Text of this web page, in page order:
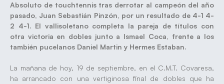
Absoluto de touchtennis tras derrotar al campeón del año
pasado, Juan Sebastián Pinzón, por un resultado de 4-1 4-
2 4-1. El vallisoletano completa la pareja de títulos con
otra victoria en dobles junto a Ismael Coca, frente a los
también pucelanos Daniel Martin y Hermes Estaban.
La mañana de hoy, 19 de septiembre, en el C.M.T. Covaresa,
ha arrancado con una vertiginosa final de dobles que ha